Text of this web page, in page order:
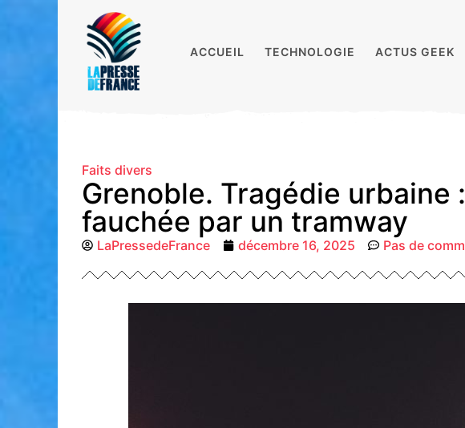
ACCUEIL TECHNOLOGIE ACTUS GEEK
Faits divers
Grenoble. Tragédie
fauchée par un tramway
LaPressedeFrance décembre 16, 2025 Pas de